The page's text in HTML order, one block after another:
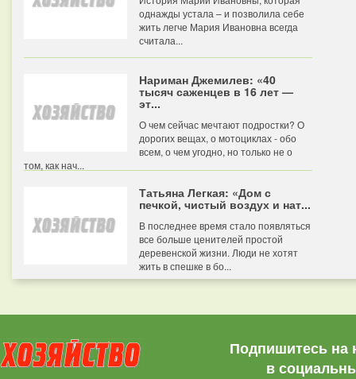
однажды устала – и позволила себе
жить легче Мария Ивановна всегда
считала...
Нариман Джемилев: «40
тысяч саженцев в 16 лет —
эт...
О чем сейчас мечтают подростки? О
дорогих вещах, о мотоциклах - обо
всем, о чем угодно, но только не о
том, как нач...
Татьяна Легкая: «Дом с
печкой, чистый воздух и нат...
В последнее время стало появляться
все больше ценителей простой
деревенской жизни. Люди не хотят
жить в спешке в бо...
Подпишитесь на
в